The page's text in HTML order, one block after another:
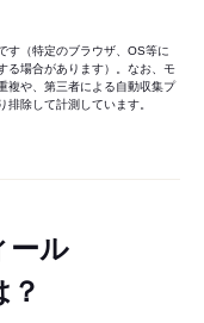
す（特定のブラウザ、OS等に
る場合があります）。なお、モ
複や、第三者による自動収集プ
除して計測しています。
ール
？